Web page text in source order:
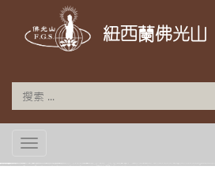
紐西蘭佛光山
TOGGLE NAVIGATION